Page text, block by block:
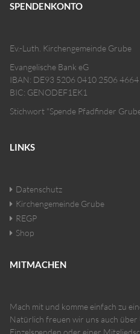
SPENDENKONTO
Ev.-Luth. Kirchengemeinde Grube
Evangelische Bank eG
IBAN: DE93 5206 0410 2506
BIC: GENODEF1EK1
Stichwort "Spende Pfadfinder
LINKS
Datenschutz
Kirchengemeinde Grube
REGP
Shop
MITMACHEN
Mach mit und komme einfach zu
Natürlich freuen wir uns auch
Einzelspenden oder einer